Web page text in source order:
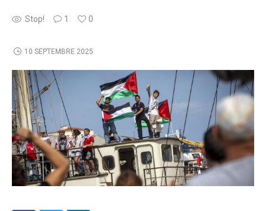
Stop! 1 0
10 SEPTEMBRE 2025